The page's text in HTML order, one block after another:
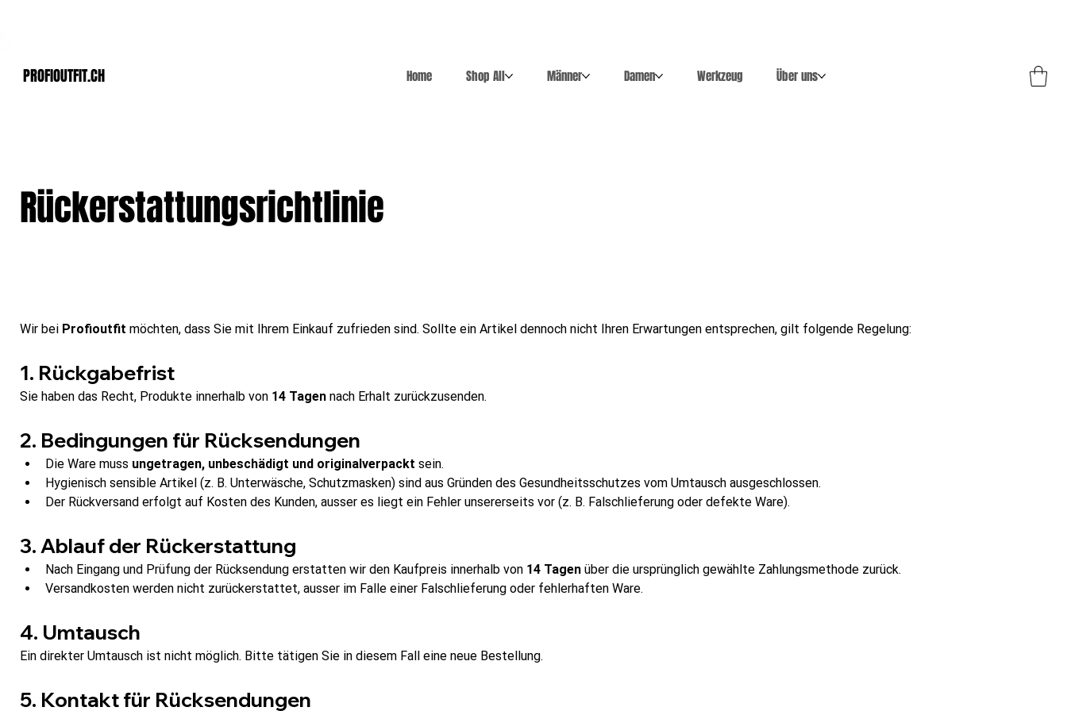
PROFIOUTFIT.cH Home Shop All Männer Damen Werkzeug Über uns
Rückerstattungsrichtlinie
Wir bei Profioutfit möchten, dass Sie mit Ihrem Einkauf zufrieden sind. Sollte ein Artikel dennoch nicht Ihren Erwartungen entsprechen, gilt folgende Regelung:
1. Rückgabefrist
Sie haben das Recht, Produkte innerhalb von 14 Tagen nach Erhalt zurückzusenden.
2. Bedingungen für Rücksendungen
Die Ware muss ungetragen, unbeschädigt und originalverpackt sein.
Hygienisch sensible Artikel (z. B. Unterwäsche, Schutzmasken) sind aus Gründen des Gesundheitsschutzes vom Umtausch ausgeschlossen.
Der Rückversand erfolgt auf Kosten des Kunden, ausser es liegt ein Fehler unsererseits vor (z. B. Falschlieferung oder defekte Ware).
3. Ablauf der Rückerstattung
Nach Eingang und Prüfung der Rücksendung erstatten wir den Kaufpreis innerhalb von 14 Tagen über die ursprünglich gewählte Zahlungsmethode zurück.
Versandkosten werden nicht zurückerstattet, ausser im Falle einer Falschlieferung oder fehlerhaften Ware.
4. Umtausch
Ein direkter Umtausch ist nicht möglich. Bitte tätigen Sie in diesem Fall eine neue Bestellung.
5. Kontakt für Rücksendungen